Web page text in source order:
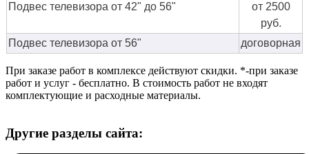
Подвес телевизора от 42" до 56"
от 2500
руб.
Подвес телевизора от 56"
договорная
При заказе работ в комплексе действуют скидки. *-при заказе
работ и услуг - бесплатно. В стоимость работ не входят
комплектующие и расходные материалы.
Другие разделы сайта: